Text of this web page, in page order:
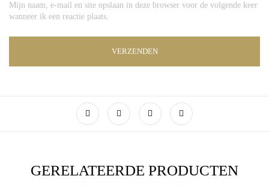
Mijn naam, e-mail en site opslaan in deze browser voor de volgende keer
wanneer ik een reactie plaats.
GERELATEERDE PRODUCTEN